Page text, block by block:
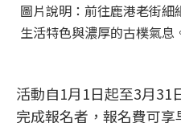
圖片說明：前往鹿港老街
生活特色與濃厚的古樸氣息
活動自1月1日起至3月31
完成報名者，報名費可